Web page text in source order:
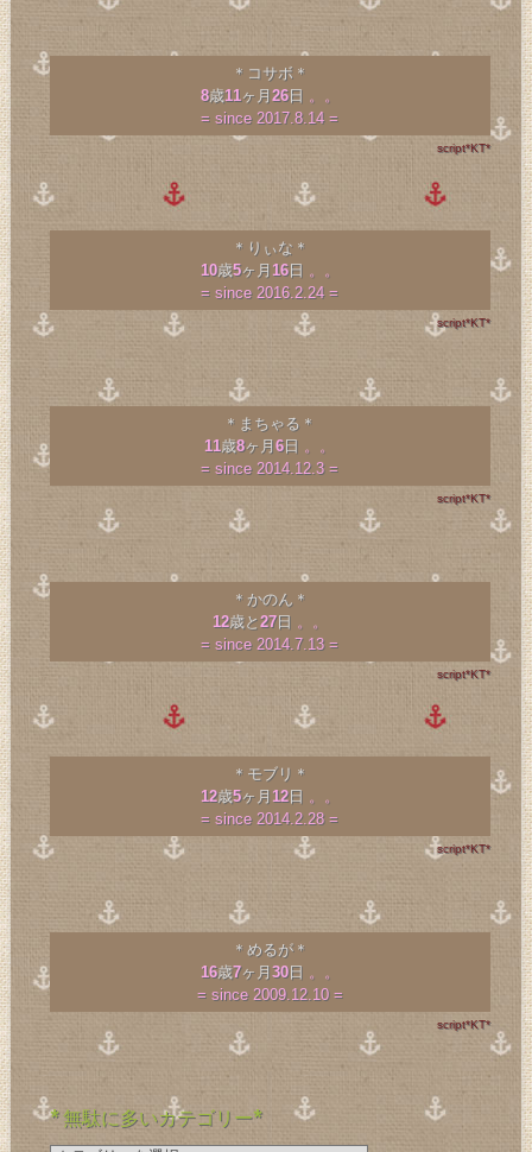
＊コサボ＊
8歳11ヶ月26日 。。
= since 2017.8.14 =
script*KT*
＊りぃな＊
10歳5ヶ月 16日 。。
= since 2016.2.24 =
script*KT*
＊まちゃる＊
11歳8ヶ月6日 。。
= since 2014.12.3 =
script*KT*
＊かのん＊
12歳と27日 。。
= since 2014.7.13 =
script*KT*
＊モブリ＊
12歳5ヶ月 12日 。。
= since 2014.2.28 =
script*KT*
＊めるが＊
16歳7ヶ月30日 。。
= since 2009.12.10 =
script*KT*
* 無駄に多いカテゴリー*